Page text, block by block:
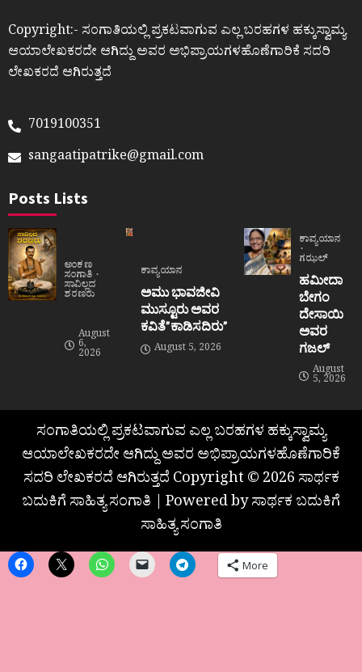
Copyright:- ಸಂಗಾತಿಯಲ್ಲಿ ಪ್ರಕಟವಾಗುವ ಎಲ್ಲ ಬರಹಗಳ ಹಕ್ಕುಸ್ವಾಮ್ಯ
ಆಯಾಲೇಖಕರದೇ ಆಗಿದ್ದು ಅವರ ಅಭಿಪ್ರಾಯಗಳಹೊಣೆಗಾರಿಕೆ ಸದರಿ
ಲೇಖಕರದೆ ಆಗಿರುತ್ತದೆ
7019100351
sangaatipatrike@gmail.com
Posts Lists
ಅಂಕಣ
ಸಂಗಾತಿ
ಸಾವಿಲ್ಲದ
ಶರಣರು
August
6,
2026
ಕಾವ್ಯಯಾನ
ಅಮು ಭಾವಜೀವಿ
ಮುಸ್ಟೂರು ಅವರ
ಕವಿತೆ”ಕಾಡಿಸದಿರು”
August 5, 2026
ಕಾವ್ಯಯಾನ
ಗಝಲ್
ಹಮೀದಾ
ಬೇಗಂ
ದೇಸಾಯಿ
ಅವರ
ಗಜಲ್
August
5, 2026
ಸಂಗಾತಿಯಲ್ಲಿ ಪ್ರಕಟವಾಗುವ ಎಲ್ಲ ಬರಹಗಳ ಹಕ್ಕುಸ್ವಾಮ್ಯ
ಆಯಾಲೇಖಕರದೇ ಆಗಿದ್ದು ಅವರ ಅಭಿಪ್ರಾಯಗಳಹೊಣೆಗಾರಿಕೆ
ಸದರಿ ಲೇಖಕರದೆ ಆಗಿರುತ್ತದೆ Copyright © 2026 ಸಾರ್ಥಕ
ಬದುಕಿಗೆ ಸಾಹಿತ್ಯ ಸಂಗಾತಿ | Powered by ಸಾರ್ಥಕ ಬದುಕಿಗೆ
ಸಾಹಿತ್ಯ ಸಂಗಾತಿ
More